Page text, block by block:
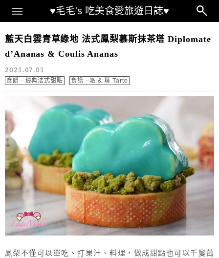
♥毛毛's 吃美食愛旅遊日誌♥
Main Menu
鳳梨甜點食譜
藍天白雲青草綠地 法式鳳梨慕斯抹茶塔 Diplomate
d’Ananas & Coulis Ananas
2021.07.01
食譜 - 經典法式甜點 食譜 - 派 & 塔 Tarte
鳳梨不僅可以單吃、打果汁、料理，做成甜點也可以千變萬